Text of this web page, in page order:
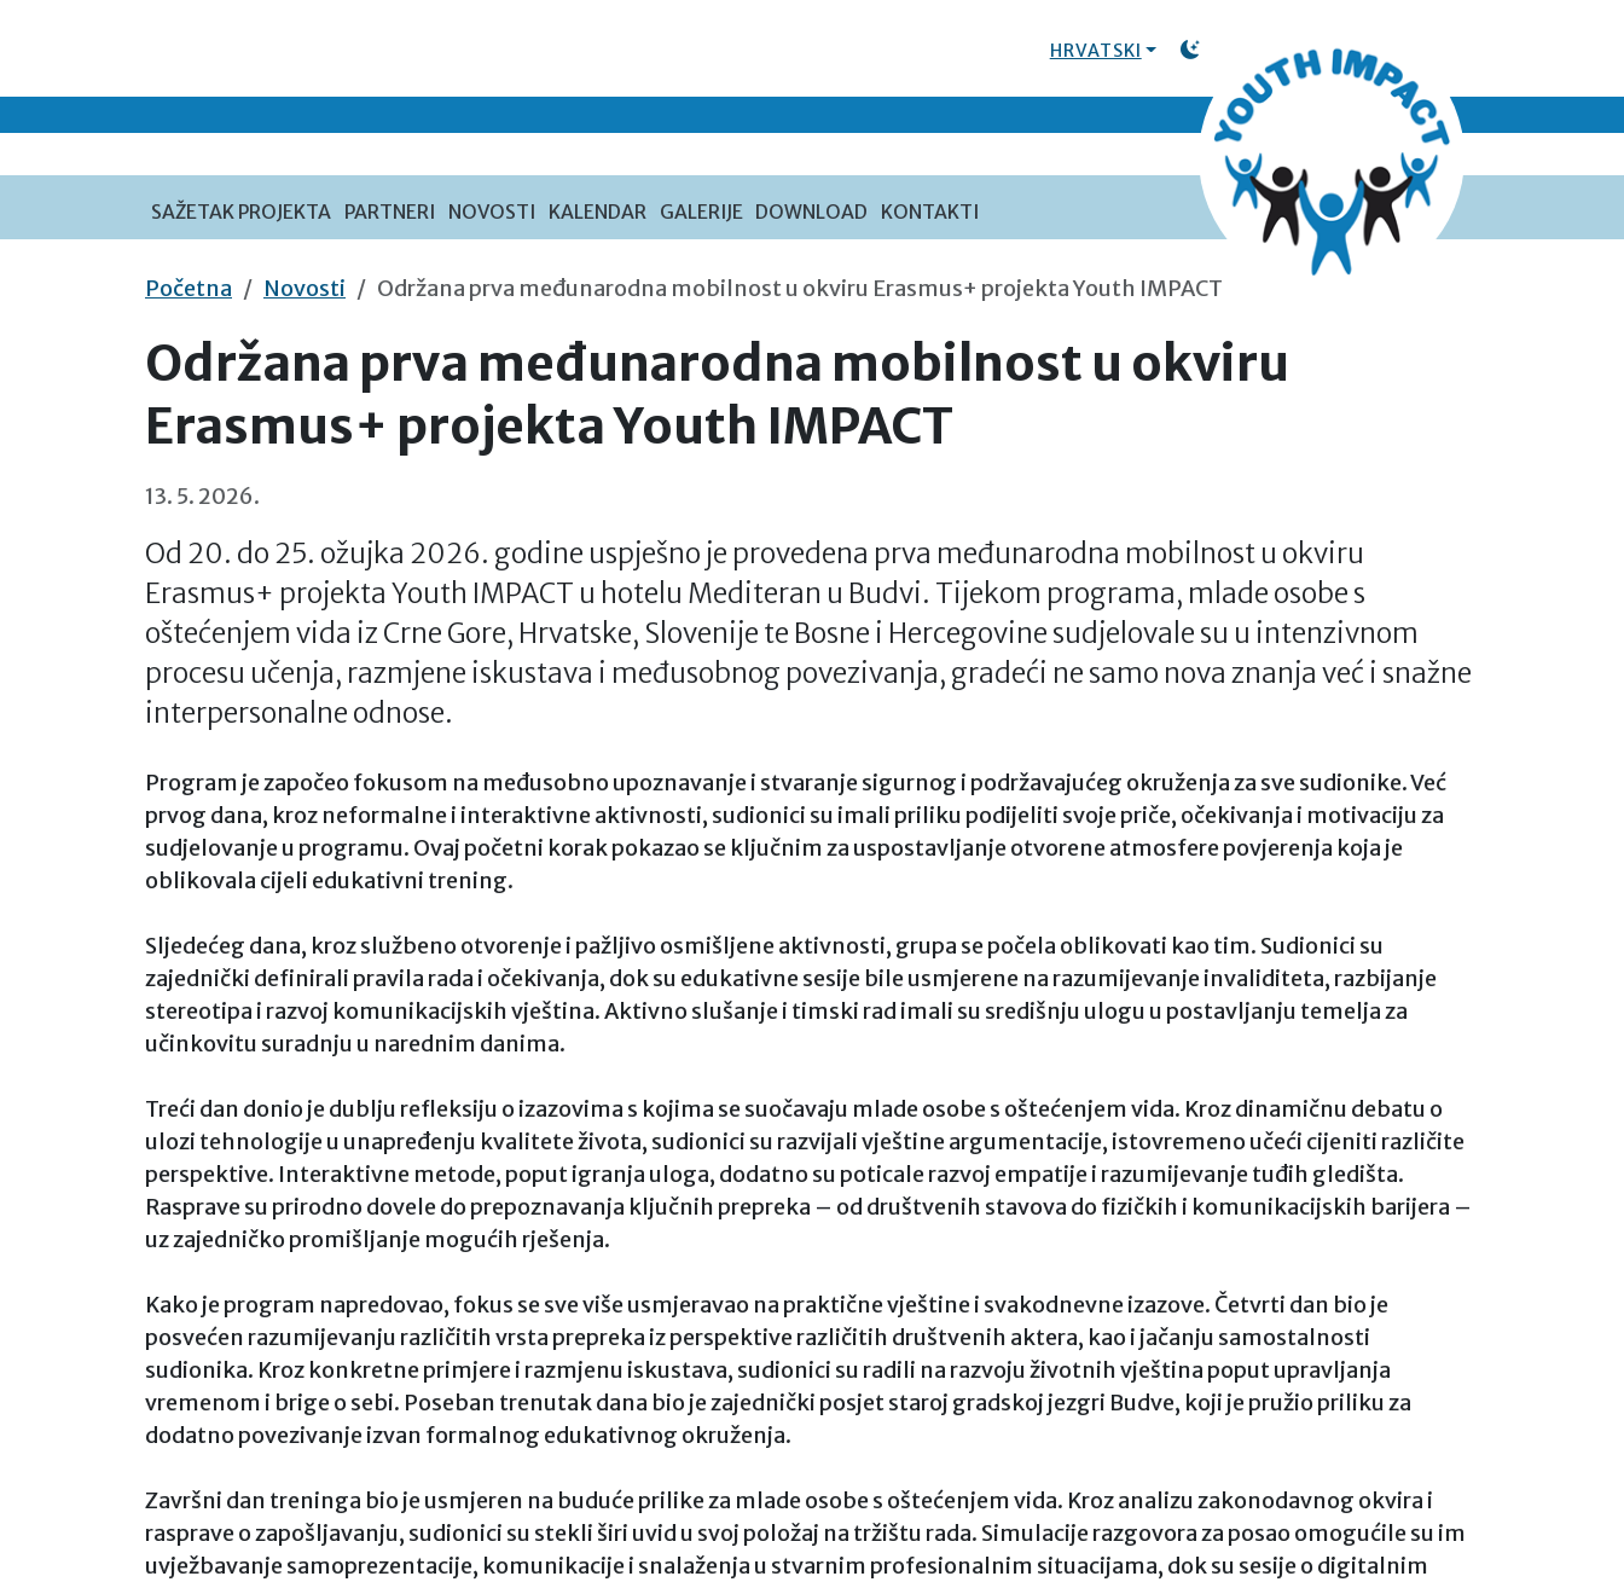
HRVATSKI
TOGGLE DARK MODE
SAŽETAK PROJEKTA PARTNERI NOVOSTI KALENDAR GALERIJE DOWNLOAD KONTAKTI
Početna Novosti Održana prva međunarodna mobilnost u okviru Erasmus+ projekta Youth IMPACT
Održana prva međunarodna mobilnost u okviru
Erasmus+ projekta Youth IMPACT
13. 5. 2026.
Od 20. do 25. ožujka 2026. godine uspješno je provedena prva međunarodna mobilnost u okviru
Erasmus+ projekta Youth IMPACT u hotelu Mediteran u Budvi. Tijekom programa, mlade osobe s
oštećenjem vida iz Crne Gore, Hrvatske, Slovenije te Bosne i Hercegovine sudjelovale su u intenzivnom
procesu učenja, razmjene iskustava i međusobnog povezivanja, gradeći ne samo nova znanja već i snažne
interpersonalne odnose.
Program je započeo fokusom na međusobno upoznavanje i stvaranje sigurnog i podržavajućeg okruženja za sve sudionike. Već
prvog dana, kroz neformalne i interaktivne aktivnosti, sudionici su imali priliku podijeliti svoje priče, očekivanja i motivaciju za
sudjelovanje u programu. Ovaj početni korak pokazao se ključnim za uspostavljanje otvorene atmosfere povjerenja koja je
oblikovala cijeli edukativni trening.
Sljedećeg dana, kroz službeno otvorenje i pažljivo osmišljene aktivnosti, grupa se počela oblikovati kao tim. Sudionici su
zajednički definirali pravila rada i očekivanja, dok su edukativne sesije bile usmjerene na razumijevanje invaliditeta, razbijanje
stereotipa i razvoj komunikacijskih vještina. Aktivno slušanje i timski rad imali su središnju ulogu u postavljanju temelja za
učinkovitu suradnju u narednim danima.
Treći dan donio je dublju refleksiju o izazovima s kojima se suočavaju mlade osobe s oštećenjem vida. Kroz dinamičnu debatu o
ulozi tehnologije u unapređenju kvalitete života, sudionici su razvijali vještine argumentacije, istovremeno učeći cijeniti različite
perspektive. Interaktivne metode, poput igranja uloga, dodatno su poticale razvoj empatije i razumijevanje tuđih gledišta.
Rasprave su prirodno dovele do prepoznavanja ključnih prepreka – od društvenih stavova do fizičkih i komunikacijskih barijera –
uz zajedničko promišljanje mogućih rješenja.
Kako je program napredovao, fokus se sve više usmjeravao na praktične vještine i svakodnevne izazove. Četvrti dan bio je
posvećen razumijevanju različitih vrsta prepreka iz perspektive različitih društvenih aktera, kao i jačanju samostalnosti
sudionika. Kroz konkretne primjere i razmjenu iskustava, sudionici su radili na razvoju životnih vještina poput upravljanja
vremenom i brige o sebi. Poseban trenutak dana bio je zajednički posjet staroj gradskoj jezgri Budve, koji je pružio priliku za
dodatno povezivanje izvan formalnog edukativnog okruženja.
Završni dan treninga bio je usmjeren na buduće prilike za mlade osobe s oštećenjem vida. Kroz analizu zakonodavnog okvira i
rasprave o zapošljavanju, sudionici su stekli širi uvid u svoj položaj na tržištu rada. Simulacije razgovora za posao omogućile su im
uvježbavanje samoprezentacije, komunikacije i snalaženja u stvarnim profesionalnim situacijama, dok su sesije o digitalnim